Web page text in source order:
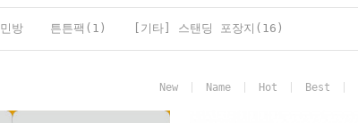
민방 튼튼팩(1) [기타] 스탠딩 포장지(16)
New Name Hot Best